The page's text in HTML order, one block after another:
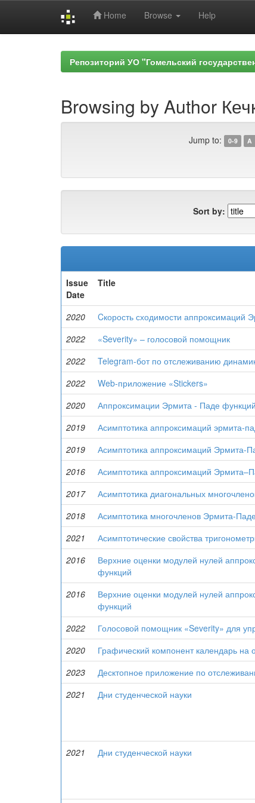
Home Browse Help
Репозиторий УО "Гомельский
Browsing by Author
Jump to: 0-9 A
Sort by:
Issue
Date
Title
2020 Cкорость сходимости аппроксимаций
2022
«Severity» – голосовой помощник
2022
Telegram-бот по отслеживанию
2022
Web-приложение «Stickers»
2020
Аппроксимации Эрмита - Паде
2019
Асимптотика аппроксимаций эрмита-
2019
Асимптотика аппроксимаций Эрмита-
2016
Асимптотика аппроксимаций
2017
Асимптотика диагональных
2018
Асимптотика многочленов Эрмита-Паде
2021
Асимптотические свойства
2016
Верхние оценки модулей нулей
функций
2016
Верхние оценки модулей нулей
функций
2022 Голосовой помощник «Severity» для
2020
Графический компонент календарь на
2023
Десктопное приложение по
2021
Дни студенческой науки
2021
Дни студенческой науки